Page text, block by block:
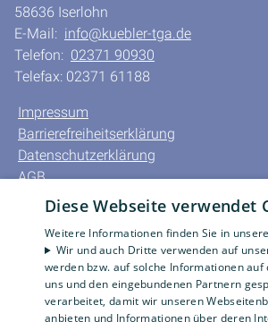
58636 Iserlohn
E-Mail: info@kuebler-tga.de
Telefon: 02371 90930
Telefax: 02371 61188
Impressum
Barrierefreiheitserklärung
Datenschutzerklärung
AGB
Diese Webseite verwendet
Weitere Informationen finden Sie in
Wir und auch Dritte verwenden auf
werden bzw. auf solche Informationen
uns und den eingebundenen Partnern
verarbeitet, damit wir unseren
anbieten und Informationen über deren